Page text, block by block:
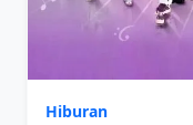
Hiburan